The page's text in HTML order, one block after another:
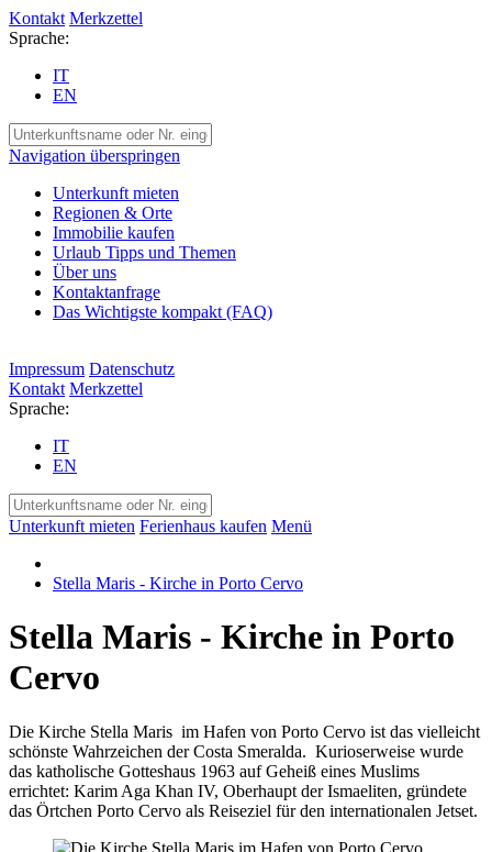
Kontakt Merkzettel
Sprache:
IT
EN
Navigation überspringen
Unterkunft mieten
Regionen & Orte
Immobilie kaufen
Urlaub Tipps und Themen
Über uns
Kontaktanfrage
Das Wichtigste kompakt (FAQ)
Impressum Datenschutz
Kontakt Merkzettel
Sprache:
IT
EN
Unterkunft mieten Ferienhaus kaufen Menü
Stella Maris - Kirche in Porto Cervo
Stella Maris - Kirche in Porto
Cervo
Die Kirche Stella Maris im Hafen von Porto Cervo ist das vielleicht
schönste Wahrzeichen der Costa Smeralda. Kurioserweise wurde
das katholische Gotteshaus 1963 auf Geheiß eines Muslims
errichtet: Karim Aga Khan IV, Oberhaupt der Ismaeliten, gründete
das Örtchen Porto Cervo als Reiseziel für den internationalen Jetset.